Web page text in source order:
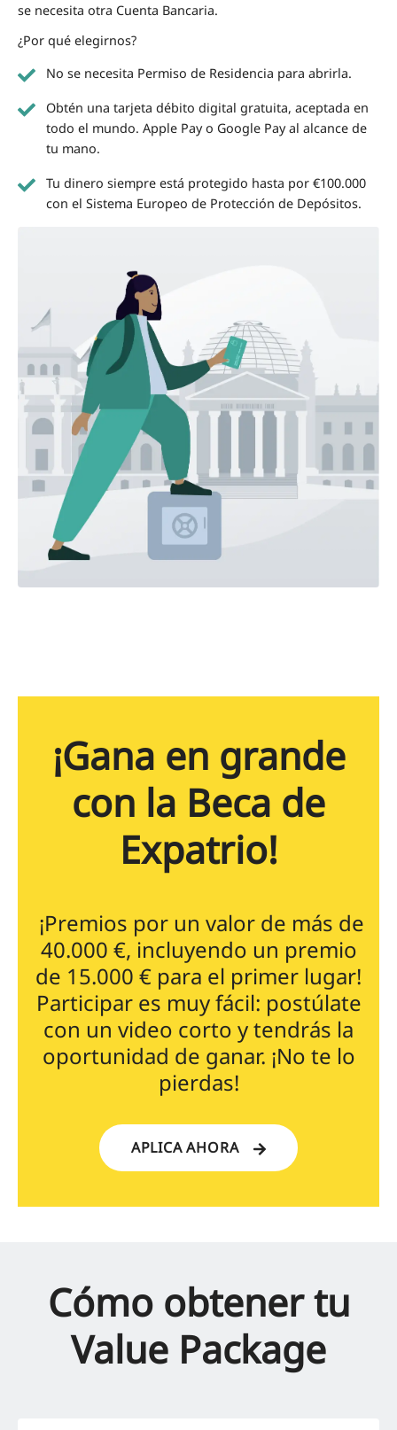
se necesita otra Cuenta Bancaria.
¿Por qué elegirnos?
No se necesita Permiso de Residencia para abrirla.
Obtén una tarjeta débito digital gratuita, aceptada en
todo el mundo. Apple Pay o Google Pay al alcance de
tu mano.
Tu dinero siempre está protegido hasta por €100.000
con el Sistema Europeo de Protección de Depósitos.
¡Gana en grande
con la Beca de
Expatrio!
¡Premios por un valor de más de
40.000 €, incluyendo un premio
de 15.000 € para el primer lugar!
Participar es muy fácil: postúlate
con un video corto y tendrás la
oportunidad de ganar. ¡No te lo
pierdas!
APLICA AHORA
Cómo obtener tu
Value Package